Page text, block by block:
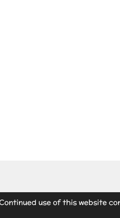
use of this website